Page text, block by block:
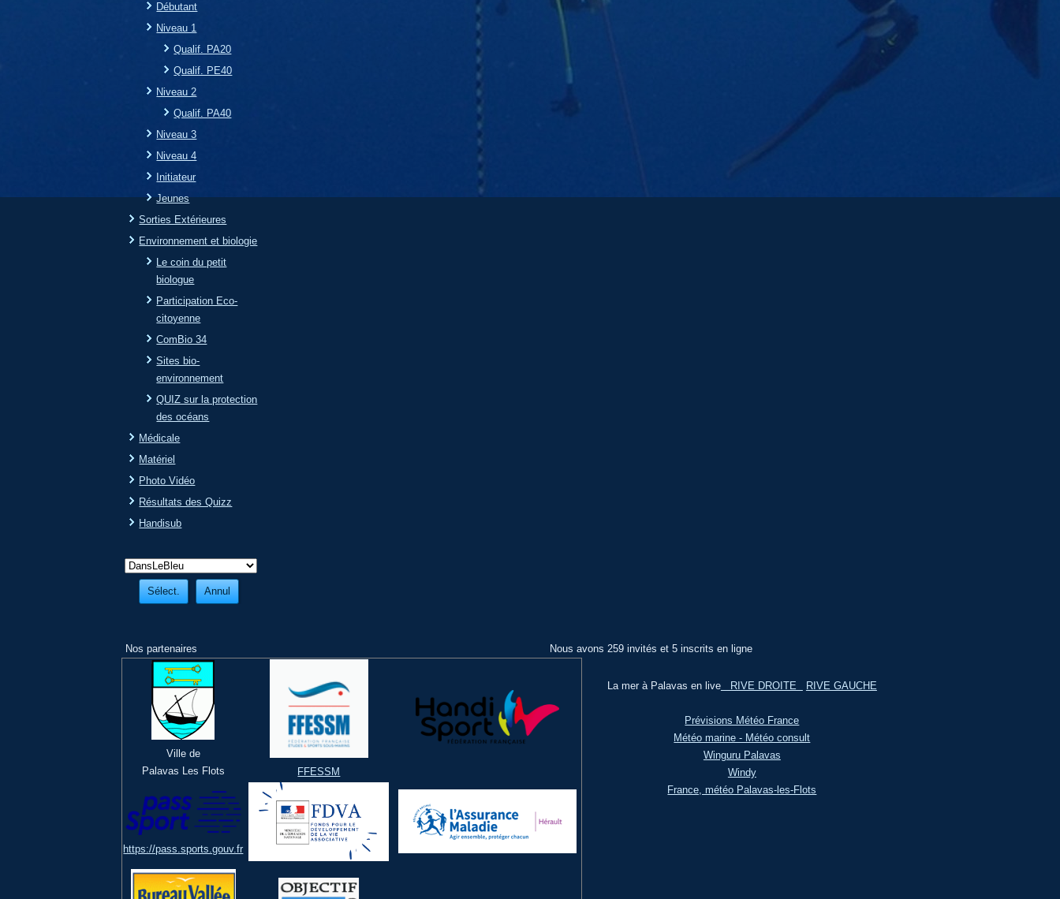
Débutant
Niveau 1
Qualif. PA20
Qualif. PE40
Niveau 2
Qualif. PA40
Niveau 3
Niveau 4
Initiateur
Jeunes
Sorties Extérieures
Environnement et biologie
Le coin du petit
biologue
Participation Eco-
citoyenne
ComBio 34
Sites bio-
environnement
QUIZ sur la protection
des océans
Médicale
Matériel
Photo Vidéo
Résultats des Quizz
Handisub
Nos partenaires
Ville de
Palavas Les Flots
FFESSM
https://pass.sports.gouv.fr
Nous avons 259 invités et 5 inscrits en ligne
La mer à Palavas en liveRIVE DROITE RIVE GAUCHE
Prévisions Météo France
Météo marine - Météo consult
Winguru Palavas
Windy
France, météo Palavas-les-Flots